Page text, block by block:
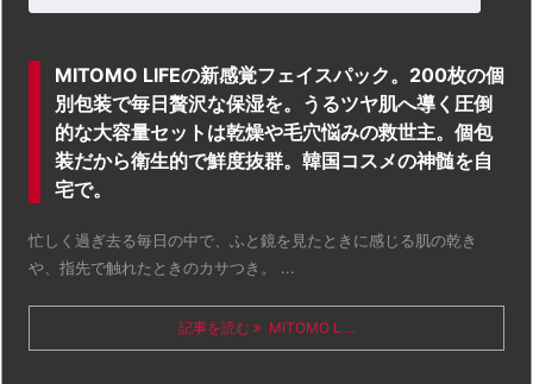
MITOMO LIFEの新感覚フェイスパック。200枚の個
別包装で毎日贅沢な保湿を。うるツヤ肌へ導く圧倒
的な大容量セットは乾燥や毛穴悩みの救世主。個包
装だから衛生的で鮮度抜群。韓国コスメの神髄を自
宅で。
忙しく過ぎ去る毎日の中で、ふと鏡を見たときに感じる肌の乾き
や、指先で触れたときのカサつき。 ...
記事を読む MITOMO L ...